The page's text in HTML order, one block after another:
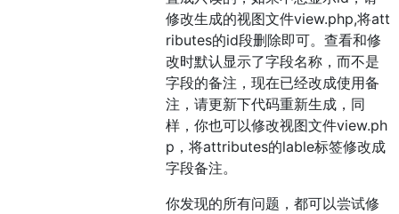
修改生成的视图文件view.php,将att
ributes的id段删除即可。查看和修
改时默认显示了字段名称，而不是
字段的备注，现在已经改成使用备
注，请更新下代码重新生成，同
样，你也可以修改视图文件view.ph
p，将attributes的lable标签修改成
字段备注。
你发现的所有问题，都可以尝试修